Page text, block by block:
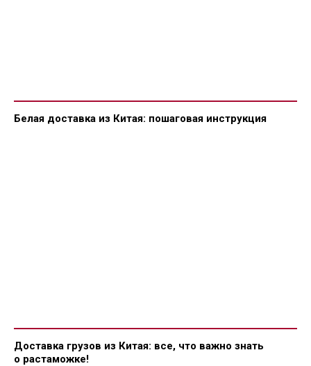
Белая доставка из Китая: пошаговая инструкция
Доставка грузов из Китая: все, что важно знать
о растаможке!